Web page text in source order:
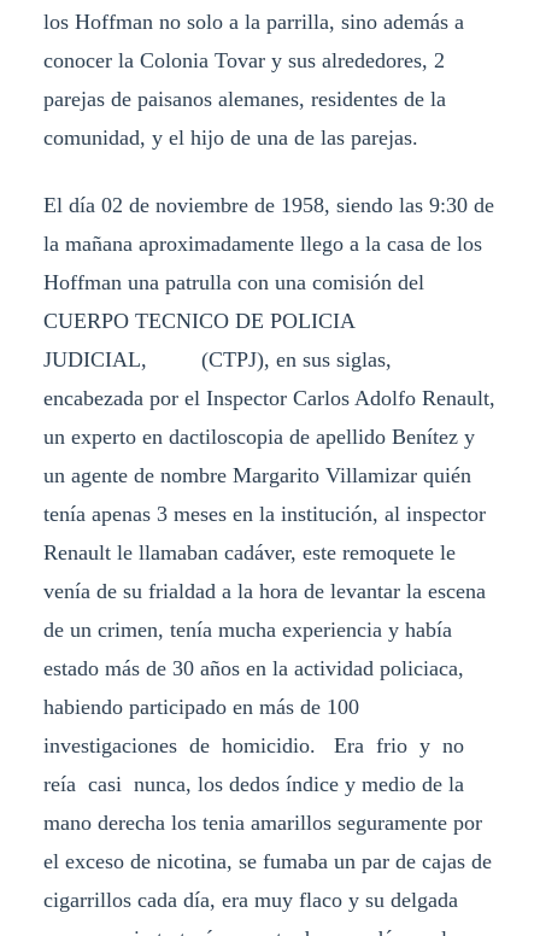
los Hoffman no solo a la parrilla, sino además a
conocer la Colonia Tovar y sus alrededores, 2
parejas de paisanos alemanes, residentes de la
comunidad, y el hijo de una de las parejas.
El día 02 de noviembre de 1958, siendo las 9:30 de
la mañana aproximadamente llego a la casa de los
Hoffman una patrulla con una comisión del
CUERPO TECNICO DE POLICIA
JUDICIAL, (CTPJ), en sus siglas,
encabezada por el Inspector Carlos Adolfo Renault,
un experto en dactiloscopia de apellido Benítez y
un agente de nombre Margarito Villamizar quién
tenía apenas 3 meses en la institución, al inspector
Renault le llamaban cadáver, este remoquete le
venía de su frialdad a la hora de levantar la escena
de un crimen, tenía mucha experiencia y había
estado más de 30 años en la actividad policiaca,
habiendo participado en más de 100
investigaciones de homicidio. Era frio y no
reía casi nunca, los dedos índice y medio de la
mano derecha los tenia amarillos seguramente por
el exceso de nicotina, se fumaba un par de cajas de
cigarrillos cada día, era muy flaco y su delgada